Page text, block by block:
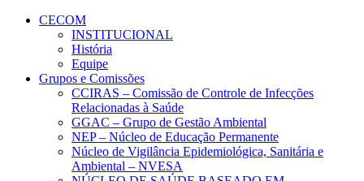
Conteúdo principal
CECOM
INSTITUCIONAL
História
Equipe
Grupos e Comissões
CCIRAS – Comissão de Controle de Infecções
Relacionadas à Saúde
GGAC – Grupo de Gestão Ambiental
NEP – Núcleo de Educação Permanente
Núcleo de Vigilância Epidemiológica, Sanitária e
Ambiental – NVESA